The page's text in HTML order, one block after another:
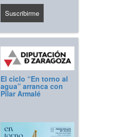
El ciclo “En torno al
agua” arranca con
Pilar Armalé